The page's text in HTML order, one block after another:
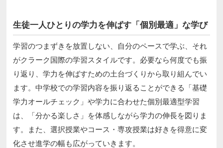
生徒一人ひとりの学力を伸ばす「個別最適」な学び
学習のつまずきを放置しない、自分のペースで学ぶ、それ
がクラーク国際の学習スタイルです。必要なら何度でも振
り返り、学力を伸ばすための土台づくりから取り組んでい
ます。中学校での学習内容を振り返ることができる「基礎
学力オールチェック」や学力に合わせた個別最適型学習
は、「分かる楽しさ」を体感しながら学力の伸長を図りま
す。また、選択授業やコース・専攻授業は好きを得意に変
化させ進学の幅も広がっていきます。